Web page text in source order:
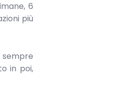
6
più
in poi,